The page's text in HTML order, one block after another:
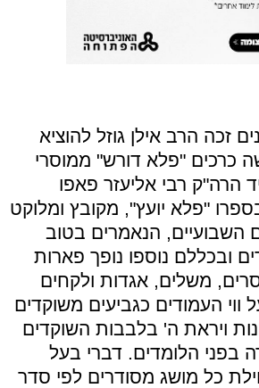
זכה הרב אילן גוזל להוציא
כרכים "פלא דורש" ממוסרי
הרה"ק רבי אליעזר פאפו
"פלא יועץ", מקובץ ומלוקט
השבועיים, הנאמרים בטוב
ובכללם נוספו נופך פארות
משלים, אגדות ולקחים
ווי העמודים כגביעים משוקדים
ויראת ה' בלבבות השוקדים
בפני הלומדים. דברי בעל
כל מושג מסודרים לפי סדר